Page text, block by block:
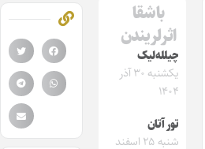
باشقا
اثرلریندن
چیلله‌لیک‌
یکشنبه ۳۰ آذر
۱۴۰۴
تور آتان
شنبه ۲۵ اسفند